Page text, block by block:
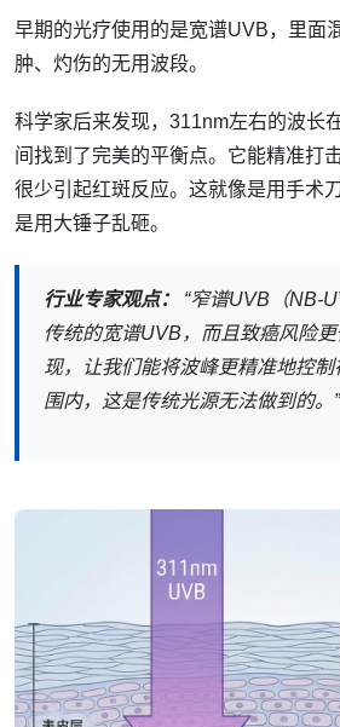
早期的光疗使用的是宽谱UVB，里面
肿、灼伤的无用波段。
科学家后来发现，311nm左右的波长
间找到了完美的平衡点。它能精准打
很少引起红斑反应。这就像是用手术
是用大锤子乱砸。
行业专家观点：
“窄谱UVB（NB-
传统的宽谱UVB，而且致癌风险
现，让我们能将波峰更精准地控
围内，这是传统光源无法做到的。”